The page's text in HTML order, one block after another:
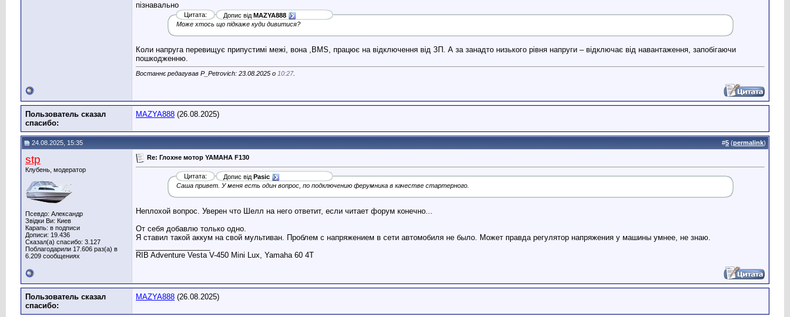
пізнавально
Цитата: Допис від MAZYA888
Може хтось що підкаже куди дивитися?
Коли напруга перевищує припустимі межі, вона ,BMS, працює на відключення від ЗП. А за занадто низького рівня напруги – відключає від навантаження, запобігаючи
пошкодженню.
Востаннє редагував P_Petrovich: 23.08.2025 о 10:27.
Пользователь сказал
cпасибо:
MAZYA888 (26.08.2025)
24.08.2025, 15:35 #5 (permalink)
stp
Клубень, модератор
Псевдо: Александр
Звідки Ви: Киев
Карапь: в подписи
Дописи: 19.436
Сказал(а) спасибо: 3.127
Поблагодарили 17.606 раз(а) в
6.209 сообщениях
Re: Глохне мотор YAMAHA F130
Цитата: Допис від Pasic
Саша привет. У меня есть один вопрос, по подключению ферумника в качестве стартерного.
Неплохой вопрос. Уверен что Шелл на него ответит, если читает форум конечно...
От себя добавлю только одно.
Я ставил такой аккум на свой мультиван. Проблем с напряжением в сети автомобиля не было. Может правда регулятор напряжения у машины умнее, не знаю.
RIB Adventure Vesta V-450 Mini Lux, Yamaha 60 4T
Пользователь сказал
cпасибо:
MAZYA888 (26.08.2025)